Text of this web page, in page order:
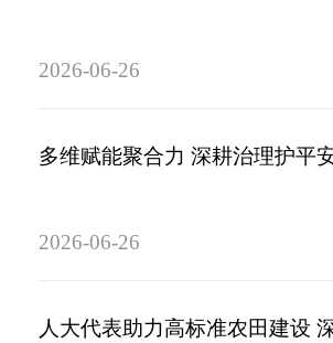
2026-06-26
多维赋能聚合力 深耕治理护
2026-06-26
人大代表助力高标准农田建设